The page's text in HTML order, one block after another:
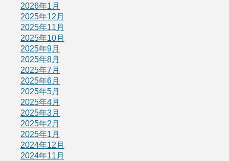
2026年1月
2025年12月
2025年11月
2025年10月
2025年9月
2025年8月
2025年7月
2025年6月
2025年5月
2025年4月
2025年3月
2025年2月
2025年1月
2024年12月
2024年11月